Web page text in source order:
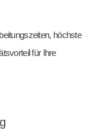
höchste
für Ihre